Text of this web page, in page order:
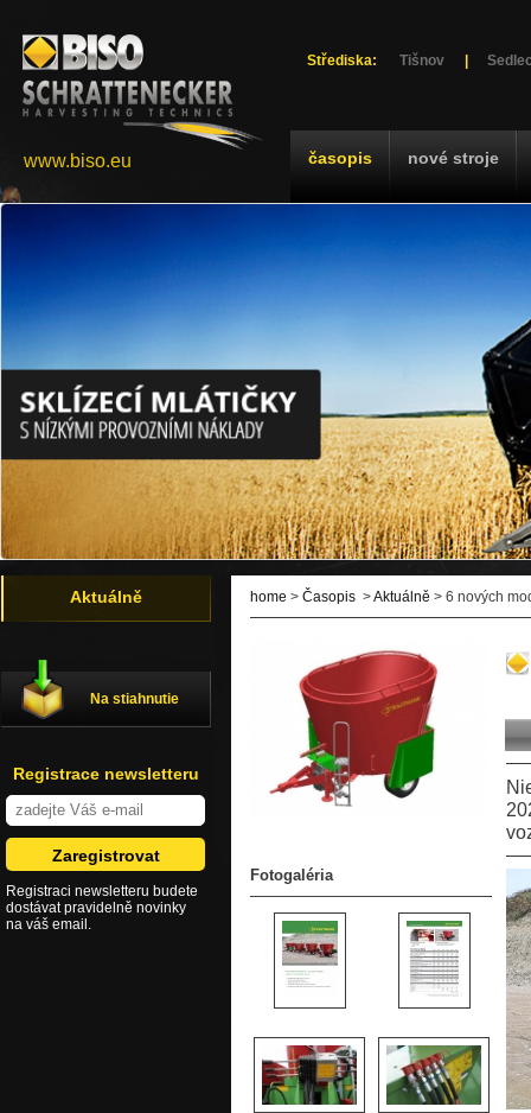
Střediska: Tišnov
časopis nové stroje
www.biso.eu
home > Časopis >Aktuálně > 6 nových
Fotogaléria
Aktuálně
Na stiahnutie
Registrace newsletteru
Registraci newsletteru budete
dostávat pravidelně novinky
na váš email.